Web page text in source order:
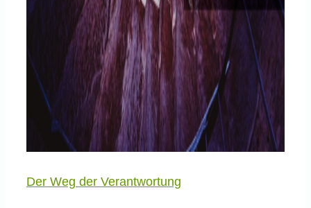
Der Weg der Verantwortung